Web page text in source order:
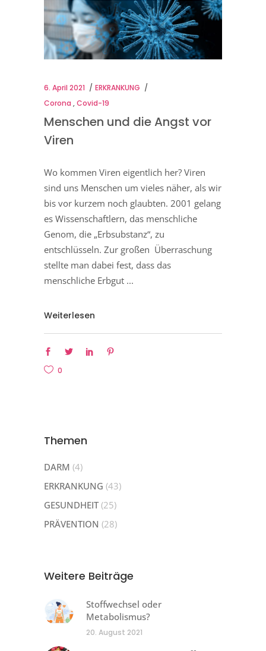
6. April 2021
ERKRANKUNG
Corona ,Covid-19
Menschen und die Angst vor
Viren
Wo kommen Viren eigentlich her? Viren
sind uns Menschen um vieles näher, als wir
bis vor kurzem noch glaubten. 2001 gelang
es Wissenschaftlern, das menschliche
Genom, die „Erbsubstanz“, zu
entschlüsseln. Zur großen Überraschung
stellte man dabei fest, dass das
menschliche Erbgut
Weiterlesen
0
Themen
DARM (4)
ERKRANKUNG (43)
GESUNDHEIT(25)
PRÄVENTION (28)
Weitere Beiträge
Stoffwechsel oder
Metabolismus?
20. August 2021